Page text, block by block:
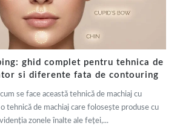
ghid complet pentru tehnica de
si diferente fata de contouring
se face această tehnică de machiaj cu
tehnică de machiaj care folosește produse cu
zonele înalte ale feței,...